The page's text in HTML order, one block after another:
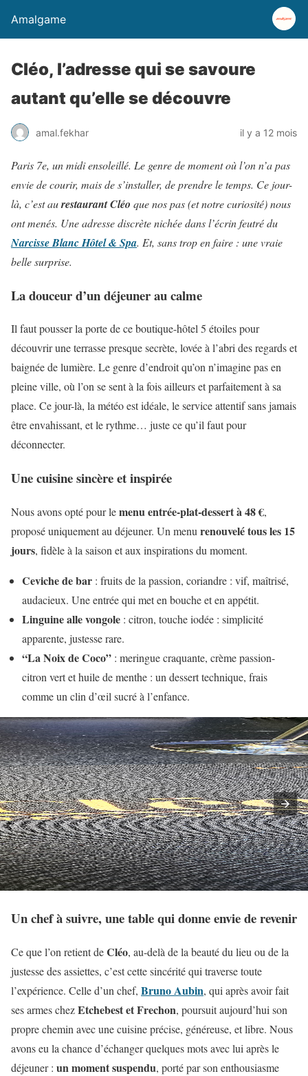
Amalgame
Cléo, l’adresse qui se savoure
autant qu’elle se découvre
amal.fekhar il y a 12 mois
Paris 7e, un midi ensoleillé. Le genre de moment où l’on n’a pas
envie de courir, mais de s’installer, de prendre le temps. Ce jour-
là, c’est aurestaurant Cléo que nos pas (et notre curiosité) nous
ont menés. Une adresse discrète nichée dans l’écrin feutré du
Narcisse Blanc Hôtel & Spa. Et, sans trop en faire : une vraie
belle surprise.
La douceur d’un déjeuner au calme
Il faut pousser la porte de ce boutique-hôtel 5 étoiles pour
découvrir une terrasse presque secrète, lovée à l’abri des regards et
baignée de lumière. Le genre d’endroit qu’on n’imagine pas en
pleine ville, où l’on se sent à la fois ailleurs et parfaitement à sa
place. Ce jour-là, la météo est idéale, le service attentif sans jamais
être envahissant, et le rythme… juste ce qu’il faut pour
déconnecter.
Une cuisine sincère et inspirée
Nous avons opté pour lemenu entrée-plat-dessert à 48 €,
proposé uniquement au déjeuner. Un menu renouvelé tous les 15
jours, fidèle à la saison et aux inspirations du moment.
Ceviche de bar : fruits de la passion, coriandre : vif, maîtrisé,
audacieux. Une entrée qui met en bouche et en appétit.
Linguine alle vongole : citron, touche iodée : simplicité
apparente, justesse rare.
“La Noix de Coco” : meringue craquante, crème passion-
citron vert et huile de menthe : un dessert technique, frais
comme un clin d’œil sucré à l’enfance.
Un chef à suivre, une table qui donne envie de revenir
Ce que l’on retient deCléo, au-delà de la beauté du lieu ou de la
justesse des assiettes, c’est cette sincérité qui traverse toute
l’expérience. Celle d’un chef, Bruno Aubin, qui après avoir fait
ses armes chezEtchebest et Frechon, poursuit aujourd’hui son
propre chemin avec une cuisine précise, généreuse, et libre. Nous
avons eu la chance d’échanger quelques mots avec lui après le
déjeuner : un moment suspendu, porté par son enthousiasme